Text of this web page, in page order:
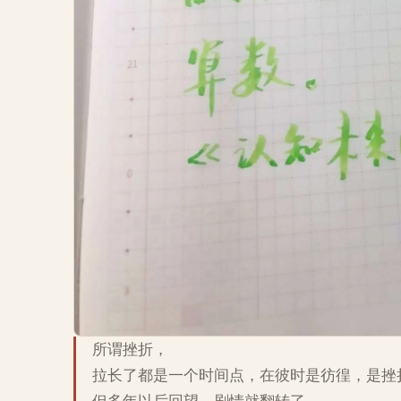
所谓挫折，
拉长了都是一个时间点，在彼时是彷徨，是挫